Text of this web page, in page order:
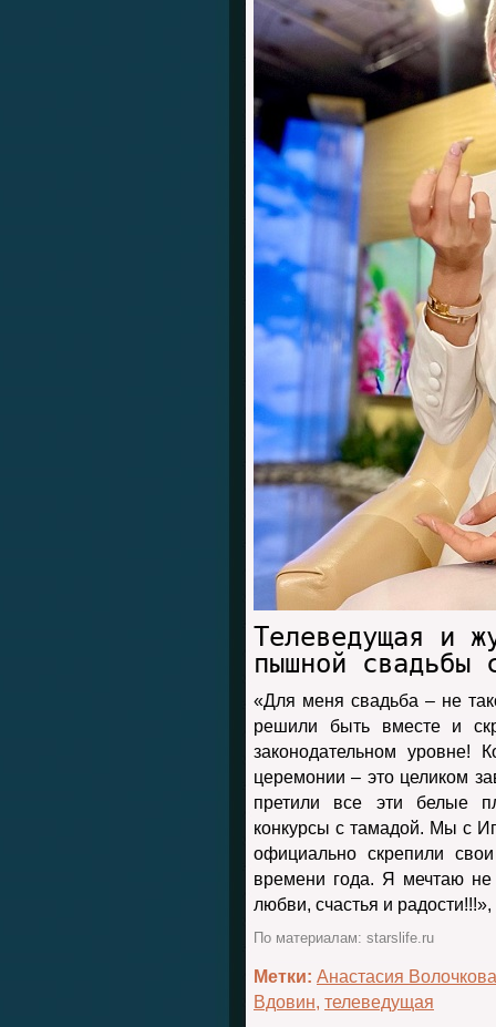
Телеведущая и
пышной свадьбы
«Для меня свадьба – не
решили быть вместе и
законодательном уровне!
церемонии – это целиком
претили все эти белые
конкурсы с тамадой. Мы с
официально скрепили
времени года. Я мечтаю
любви, счастья и
По материалам: starslife.ru
Метки: Анастасия Волочкова
Вдовин, телеведущая